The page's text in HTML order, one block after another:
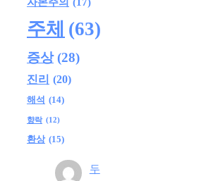
주체 (63)
증상 (28)
진리 (20)
해석 (14)
향락 (12)
환상 (15)
두